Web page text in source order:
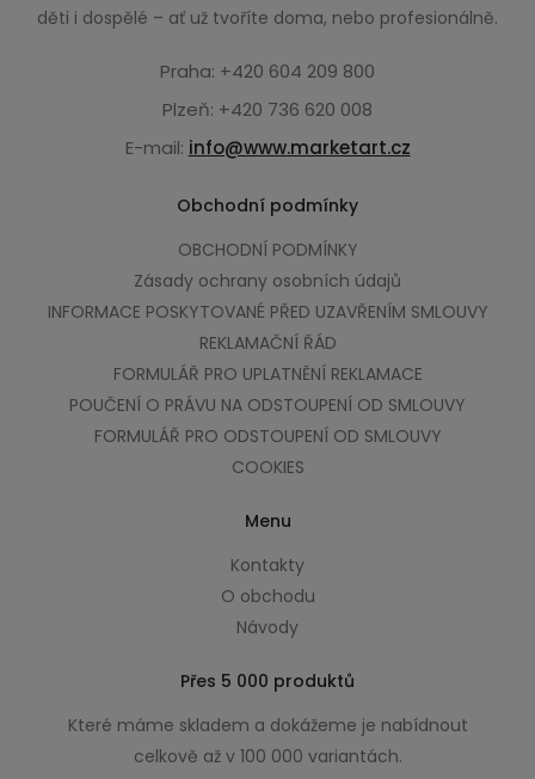
děti i dospělé – ať už tvoříte doma, nebo profesionálně.
Praha: +420 604 209 800
Plzeň: +420 736 620 008
E-mail: info@www.marketart.cz
Obchodní podmínky
OBCHODNÍ PODMÍNKY
Zásady ochrany osobních údajů
INFORMACE POSKYTOVANÉ PŘED UZAVŘENÍM SMLOUVY
REKLAMAČNÍ ŘÁD
FORMULÁŘ PRO UPLATNĚNÍ REKLAMACE
POUČENÍ O PRÁVU NA ODSTOUPENÍ OD SMLOUVY
FORMULÁŘ PRO ODSTOUPENÍ OD SMLOUVY
COOKIES
Menu
Kontakty
O obchodu
Návody
Přes 5 000 produktů
Které máme skladem a dokážeme je nabídnout
celkově až v 100 000 variantách.